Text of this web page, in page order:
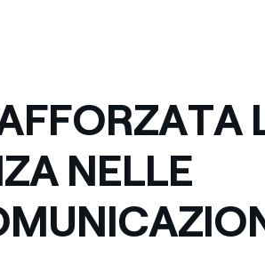
NELLE